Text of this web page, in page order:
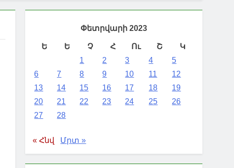
Փետրվարի 2023
Ե Ե Չ Հ Ու Շ
Կ
1
2 3 4
5
6
7 8 9 10 11
12
13
14 15 16 17 18
19
20
21 22 23 24 25
26
27
28
« Հնվ Մրտ »